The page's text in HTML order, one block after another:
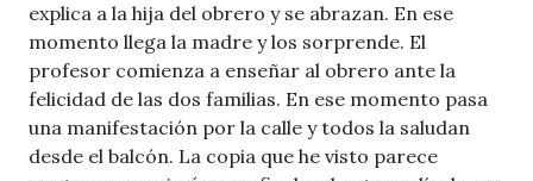
explica a la hija del obrero y se abrazan. En ese
momento llega la madre y los sorprende. El
profesor comienza a enseñar al obrero ante la
felicidad de las dos familias. En ese momento pasa
una manifestación por la calle y todos la saludan
desde el balcón. La copia que he visto parece